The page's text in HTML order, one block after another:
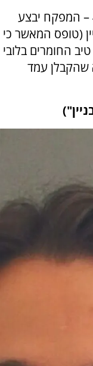
5. סיום עבודות הבנייה וקבלת טופס 4 – המפקח יבצע
קבלת טופס 4 לבניין (טופס המאשר כי
החומרים בלובי
שהקבלן עמד